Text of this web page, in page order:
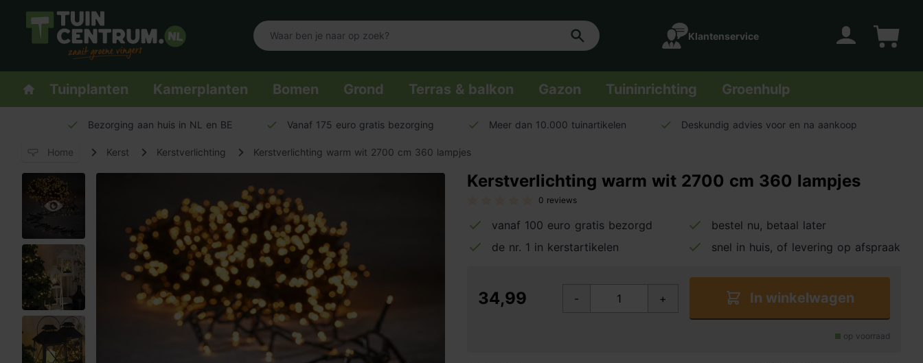
Logo Tuincentrum.nl
Klantenservice
Homepage
Tuinplanten Kamerplanten Bomen Grond Terras & balkon Gazon Tuininrichting Groenhulp
Bezorging aan huis in NL en BE Vanaf 175 euro gratis bezorging Meer dan 10.000 tuinartikelen Deskundig advies voor en na aankoop
Home Kerst Kerstverlichting Kerstverlichting warm wit 2700 cm 360 lampjes
Kerstverlichting warm wit 2700 cm 360 lampjes
0 reviews
vanaf 100 euro gratis bezorgd
bestel nu, betaal later
de nr. 1 in kerstartikelen
snel in huis, of levering op afspraak
34,99 - + In winkelwagen
op voorraad